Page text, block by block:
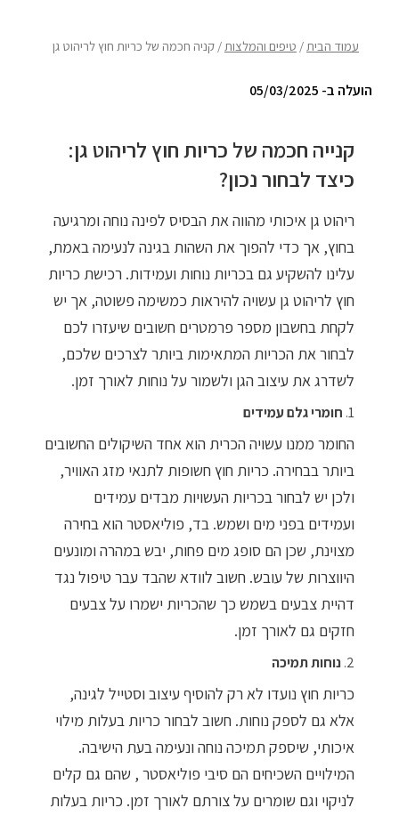
עודפים
קטלוג צבעים
אודות
טיפים והמלצות
עבודות אחרונות
צור קשר
הצהרת נגישות
מדיניות פרטיות
עמוד הבית/ טיפים והמלצות/ קניה חכמה של כריות חוץ לריהוט גן
הועלה ב- 05/03/2025
קנייה חכמה של כריות חוץ לריהוט גן:
כיצד לבחור נכון?
ריהוט גן איכותי מהווה את הבסיס לפינה נוחה ומרגיעה
בחוץ, אך כדי להפוך את השהות בגינה לנעימה באמת,
עלינו להשקיע גם בכריות נוחות ועמידות. רכישת כריות
חוץ לריהוט גן עשויה להיראות כמשימה פשוטה, אך יש
לקחת בחשבון מספר פרמטרים חשובים שיעזרו לכם
לבחור את הכריות המתאימות ביותר לצרכים שלכם,
לשדרג את עיצוב הגן ולשמור על נוחות לאורך זמן.
1. חומרי גלם עמידים
החומר ממנו עשויה הכרית הוא אחד השיקולים החשובים
ביותר בבחירה. כריות חוץ חשופות לתנאי מזג האוויר,
ולכן יש לבחור בכריות העשויות מבדים עמידים
ועמידים בפני מים ושמש. בד, פוליאסטר הוא בחירה
מצוינת, שכן הם סופג מים פחות, יבש במהרה ומונעים
היווצרות של עובש. חשוב לוודא שהבד עבר טיפול נגד
דהיית צבעים בשמש כך שהכריות ישמרו על צבעים
חזקים גם לאורך זמן.
2. נוחות תמיכה
כריות חוץ נועדו לא רק להוסיף עיצוב וסטייל לגינה,
אלא גם לספק נוחות. חשוב לבחור כריות בעלות מילוי
איכותי, שיספק תמיכה נוחה ונעימה בעת הישיבה.
המילויים השכיחים הם סיבי פוליאסטר , שהם גם קלים
לניקוי וגם שומרים על צורתם לאורך זמן. כריות בעלות